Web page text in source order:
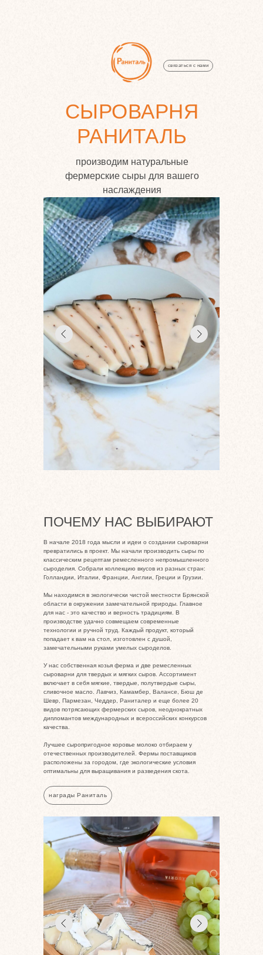
СЫРОВАРНЯ
РАНИТАЛЬ
производим натуральные
фермерские сыры для вашего
наслаждения
связаться с нами
ПОЧЕМУ НАС ВЫБИРАЮТ
В начале 2018 года мысли и идеи о создании сыроварни
превратились в проект. Мы начали производить сыры по
классическим рецептам ремесленного непромышленного
сыроделия. Собрали коллекцию вкусов из разных стран:
Голландии, Италии, Франции, Англии, Греции и Грузии.
Мы находимся в экологически чистой местности Брянской
области в окружении замечательной природы. Главное
для нас - это качество и верность традициям. В
производстве удачно совмещаем современные
технологии и ручной труд. Каждый продукт, который
попадает к вам на стол, изготовлен с душой,
замечательными руками умелых сыроделов.
У нас собственная козья ферма и две ремесленных
сыроварни для твердых и мягких сыров. Ассортимент
включает в себя мягкие, твердые, полутвердые сыры,
сливочное масло. Лавчиз, Камамбер, Валансе, Бюш де
Шевр, Пармезан, Чеддер, Раниталер и еще более 20
видов потрясающих фермерских сыров, неоднократных
дипломантов международных и всероссийских конкурсов
качества.
Лучшее сыропригодное коровье молоко отбираем у
отечественных производителей. Фермы поставщиков
расположены за городом, где экологические условия
оптимальны для выращивания и разведения скота.
награды Раниталь